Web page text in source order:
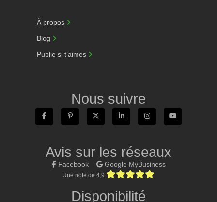
À propos
Blog
Publie si t’aimes
Nous suivre
Avis sur les réseaux
Facebook Google MyBusiness
Une note de 4,9
Disponibilité